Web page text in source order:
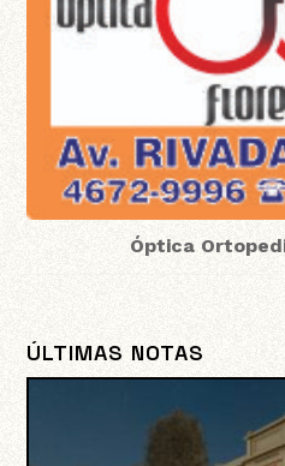
Óptica
ÚLTIMAS NOTAS